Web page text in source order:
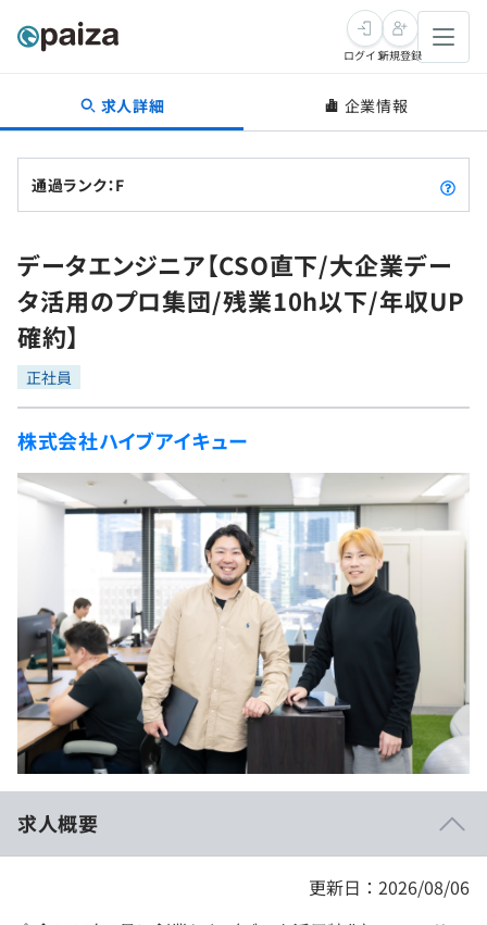
転職・キャリア
転職成功ガイド
転職エージェント
インタビュー
転職成功ガイド
新卒就活
求人検索
本選考
インターン
新卒エージェント
イベント・セミナー
インタビュー
就活成功ガイド
学習
問題集
4択課題
ナレッジ
プラン
個人向けプラン
法人向けプラン
学校向けプラン
契約内容・クーポン
プログラミング言語
評価結果一覧
再チャレンジ結果一覧
ゲーム・マンガ
Tech Team Journal
paizaとは？
ログイン新規登録
求人詳細 企業情報
通過ランク：F
データエンジニア【CSO直下/大企業デー
タ活用のプロ集団/残業10h以下/年収UP
確約】
正社員
株式会社ハイブアイキュー
求人概要
更新日：2026/08/06